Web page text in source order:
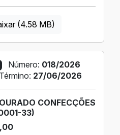
(4.58 MB)
Número: 018/2026
Término: 27/06/2026
CONFECÇÕES
33)